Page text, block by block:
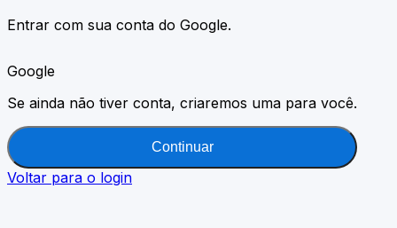
Entrar com sua conta do Google.
Google
Se ainda não tiver conta, criaremos uma para você.
Continuar
Voltar para o login